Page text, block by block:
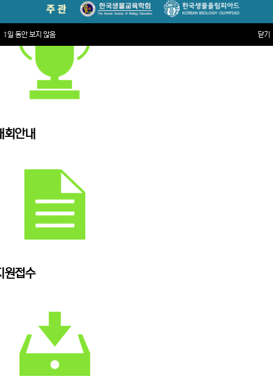
회안내
원접수
1일 동안 보지 않음 닫기